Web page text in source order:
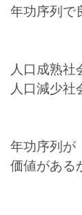
年功序列で
人口成熟社
人口減少社
年功序列が
価値がある